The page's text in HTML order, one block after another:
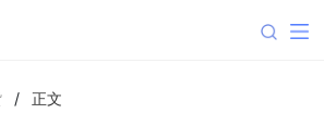
/ 正文